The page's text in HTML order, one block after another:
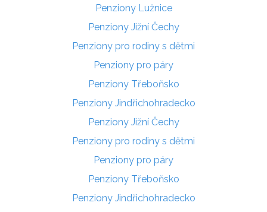
Penziony Lužnice
Penziony Jižní Čechy
Penziony pro rodiny s dětmi
Penziony pro páry
Penziony Třeboňsko
Penziony Jindřichohradecko
Penziony Jižní Čechy
Penziony pro rodiny s dětmi
Penziony pro páry
Penziony Třeboňsko
Penziony Jindřichohradecko